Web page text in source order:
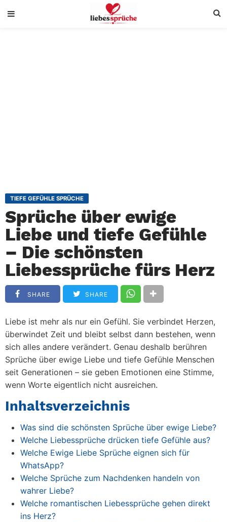
TIEFE GEFÜHLE SPRÜCHE
Sprüche über ewige
Liebe und tiefe Gefühle
– Die schönsten
Liebessprüche fürs Herz
SHARE SHARE
Liebe ist mehr als nur ein Gefühl. Sie verbindet Herzen,
überwindet Zeit und bleibt selbst dann bestehen, wenn
sich alles andere verändert. Genau deshalb berühren
Sprüche über ewige Liebe und tiefe Gefühle Menschen
seit Generationen – sie geben Emotionen eine Stimme,
wenn Worte eigentlich nicht ausreichen.
Inhaltsverzeichnis
Was sind die schönsten Sprüche über ewige Liebe?
Welche Liebessprüche drücken tiefe Gefühle aus?
Welche Ewige Liebe Sprüche eignen sich für
WhatsApp?
Welche Sprüche zum Nachdenken handeln von
wahrer Liebe?
Welche romantischen Liebessprüche gehen direkt
ins Herz?